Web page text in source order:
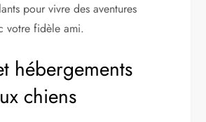
pour vivre des aventures
votre fidèle ami.
hébergements
chiens